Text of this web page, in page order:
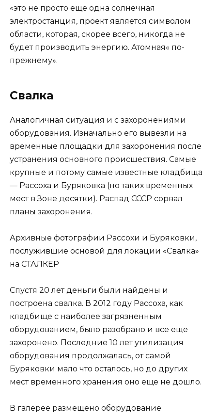
«это не просто еще одна солнечная
электростанция, проект является символом
области, которая, скорее всего, никогда не
будет производить энергию. Атомная« по-
прежнему».
Свалка
Аналогичная ситуация и с захоронениями
оборудования. Изначально его вывезли на
временные площадки для захоронения после
устранения основного происшествия. Самые
крупные и потому самые известные кладбища
— Рассоха и Буряковка (но таких временных
мест в Зоне десятки). Распад СССР сорвал
планы захоронения.
Архивные фотографии Рассохи и Буряковки,
послужившие основой для локации «Свалка»
на СТАЛКЕР
Спустя 20 лет деньги были найдены и
построена свалка. В 2012 году Рассоха, как
кладбище с наиболее загрязненным
оборудованием, было разобрано и все еще
захоронено. Последние 10 лет утилизация
оборудования продолжалась, от самой
Буряковки мало что осталось, но до других
мест временного хранения оно еще не дошло.
В галерее размещено оборудование